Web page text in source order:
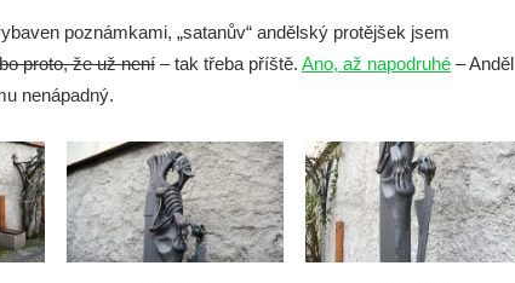
poznámkami, „satanův“ andělský protějšek jsem
proto, že už není – tak třeba příště. Ano, až napodruhé – Anděl
nenápadný.